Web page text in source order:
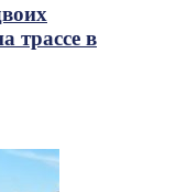
трассе в